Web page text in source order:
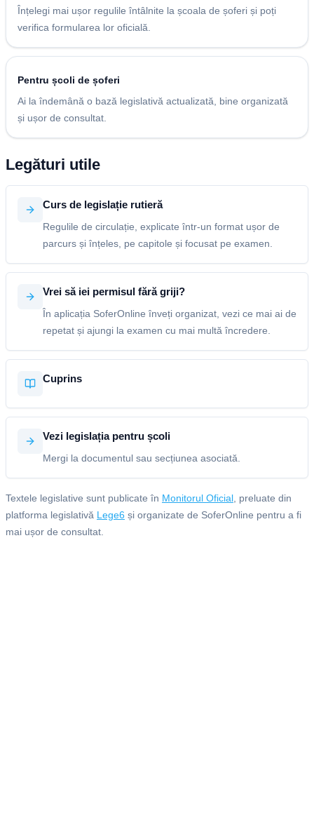
Înțelegi mai ușor regulile întâlnite la școala de șoferi și poți
verifica formularea lor oficială.
Pentru școli de șoferi
Ai la îndemână o bază legislativă actualizată, bine organizată
și ușor de consultat.
Legături utile
Curs de legislație rutieră
Regulile de circulație, explicate într-un format ușor de
parcurs și înțeles, pe capitole și focusat pe examen.
Vrei să iei permisul fără griji?
În aplicația SoferOnline înveți organizat, vezi ce mai ai de
repetat și ajungi la examen cu mai multă încredere.
Cuprins
Vezi legislația pentru școli
Mergi la documentul sau secțiunea asociată.
Textele legislative sunt publicate în Monitorul Oficial , preluate din
platforma legislativă Lege6 și organizate de SoferOnline pentru a fi
mai ușor de consultat.